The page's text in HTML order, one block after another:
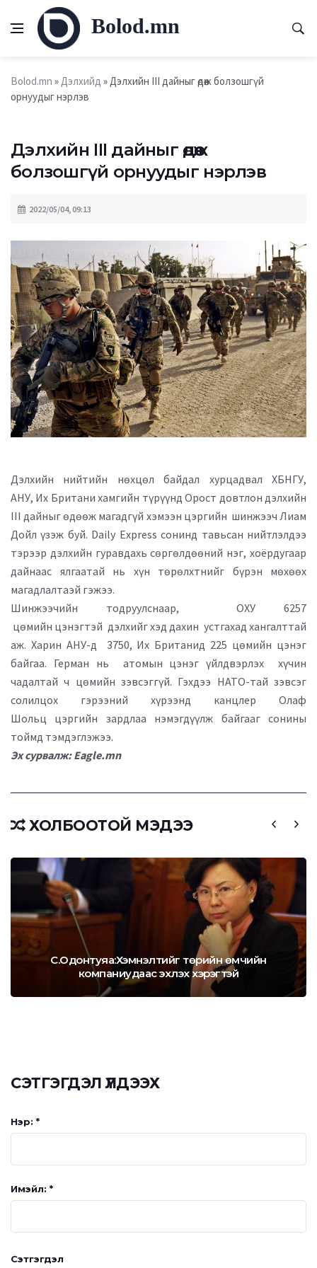
Bolod.mn
Bolod.mn »Дэлхийд » Дэлхийн III дайныг өдөөж болзошгүй
орнуудыг нэрлэв
Дэлхийн III дайныг өдөөж
болзошгүй орнуудыг нэрлэв
2022/05/04, 09:13
Дэлхийн нийтийн нөхцөл байдал хурцадвал ХБНГУ,
АНУ, Их Британи хамгийн түрүүнд Орост довтлон дэлхийн
III дайныг өдөөж магадгүй хэмээн цэргийн шинжээч Лиам
Дойл үзэж буй. Daily Express сонинд тавьсан нийтлэлдээ
тэрээр дэлхийн гуравдахь сөргөлдөөний нэг, хоёрдугаар
дайнаас ялгаатай нь хүн төрөлхтнийг бүрэн мөхөөх
магадлалтаэй гэжээ.
Шинжээчийн тодруулснаар, ОХУ 6257
цөмийн цэнэгтэй дэлхийг хэд дахин устгахад хангалттай
аж. Харин АНУ-д 3750, Их Британид 225 цөмийн цэнэг
байгаа. Герман нь атомын цэнэг үйлдвэрлэх хүчин
чадалтай ч цөмийн зэвсэггүй. Гэхдээ НАТО-тай зэвсэг
солилцох гэрээний хүрээнд канцлер Олаф
Шольц цэргийн зардлаа нэмэгдүүлж байгааг сонины
тоймд тэмдэглэжээ.
Эх сурвалж: Eagle.mn
ХОЛБООТОЙ МЭДЭЭ
С.Одонтуяа:Хэмнэлтийг төрийн өмчийн
компаниудаас эхлэх хэрэгтэй
СЭТГЭГДЭЛ ҮЛДЭЭХ
Нэр: *
Имэйл: *
Сэтгэгдэл